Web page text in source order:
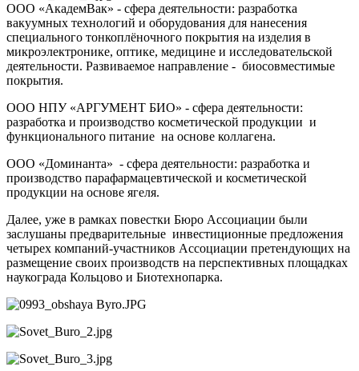
ООО «АкадемВак» - сфера деятельности: разработка
вакуумных технологий и оборудования для нанесения
специального тонкоплёночного покрытия на изделия в
микроэлектронике, оптике, медицине и исследовательской
деятельности. Развиваемое направление - биосовместимые
покрытия.
ООО НПУ «АРГУМЕНТ БИО» - сфера деятельности:
разработка и производство косметической продукции и
функционального питание на основе коллагена.
ООО «Доминанта» - сфера деятельности: разработка и
производство парафармацевтической и косметической
продукции на основе ягеля.
Далее, уже в рамках повестки Бюро Ассоциации были
заслушаны предварительные инвестиционные предложения
четырех компаний-участников Ассоциации претендующих на
размещение своих производств на перспективных площадках
наукограда Кольцово и Биотехнопарка.